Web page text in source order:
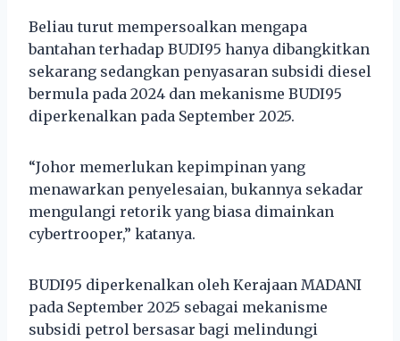
Beliau turut mempersoalkan mengapa
bantahan terhadap BUDI95 hanya dibangkitkan
sekarang sedangkan penyasaran subsidi diesel
bermula pada 2024 dan mekanisme BUDI95
diperkenalkan pada September 2025.
“Johor memerlukan kepimpinan yang
menawarkan penyelesaian, bukannya sekadar
mengulangi retorik yang biasa dimainkan
cybertrooper,” katanya.
BUDI95 diperkenalkan oleh Kerajaan MADANI
pada September 2025 sebagai mekanisme
subsidi petrol bersasar bagi melindungi